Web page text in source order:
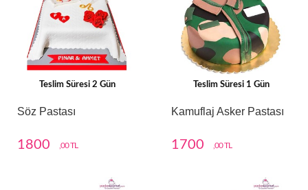
Teslim Süresi 2 Gün
Söz Pastası
1800 ,00 TL
Teslim Süresi 1 Gün
Kamuflaj Asker Pastası
1700 ,00 TL